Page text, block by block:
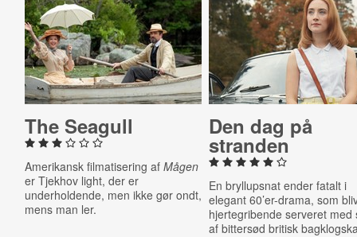
The Seagull
Amerikansk filmatisering af Mågen
er Tjekhov light, der er
underholdende, men ikke gør ondt,
mens man ler.
Den dag på
stranden
En bryllupsnat ender fatalt i
elegant 60’er-drama, som
hjertegribende serveret
af bittersød britisk